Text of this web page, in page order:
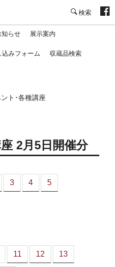
知らせ 展示案内
込みフォーム 収蔵品検索
ト･各種講座
2月5日開催分
3 4 5
11 12 13